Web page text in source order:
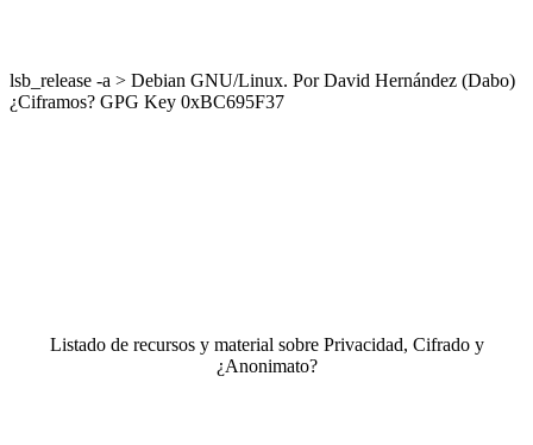
lsb_release -a > Debian GNU/Linux. Por David Hernández (Dabo)
¿Ciframos? GPG Key 0xBC695F37
Listado de recursos y material sobre Privacidad, Cifrado y
¿Anonimato?